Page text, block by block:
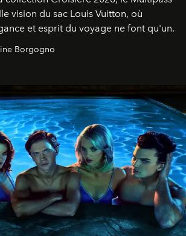
vision du sac Louis Vuitton, où
et esprit du voyage ne font qu'un.
Borgogno